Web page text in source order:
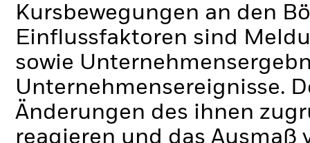
Kursbewegungen an den
Einflussfaktoren sind
sowie
Unternehmensereignisse.
Änderungen des ihnen
reagieren und das Ausmaß